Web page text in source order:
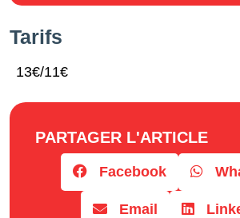
Tarifs
13€/11€
PARTAGER L'ARTICLE
Facebook
Email